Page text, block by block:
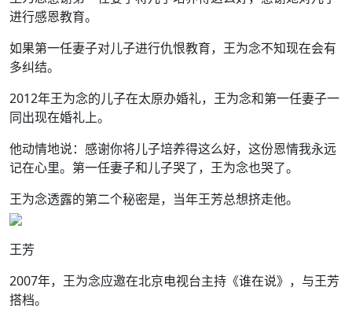
进行感恩教育。
如果第一任妻子对儿子进行仇恨教育，王为念不知现在会有
多纠结。
2012年王为念的儿子在太原办婚礼，王为念和第一任妻子一
同出现在婚礼上。
他动情地说：感谢你将儿子培养得这么好，这份恩情我永远
记在心里。第一任妻子和儿子哭了，王为念也哭了。
王为念透露的第二个秘密是，当年王芳总想挤走他。
王芳
2007年，王为念应邀在北京电视台主持《谁在说》，与王芳
搭档。